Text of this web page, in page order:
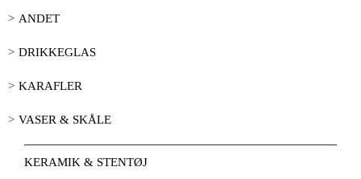
ANDET
DRIKKEGLAS
KARAFLER
VASER & SKÅLE
KERAMIK & STENTØJ